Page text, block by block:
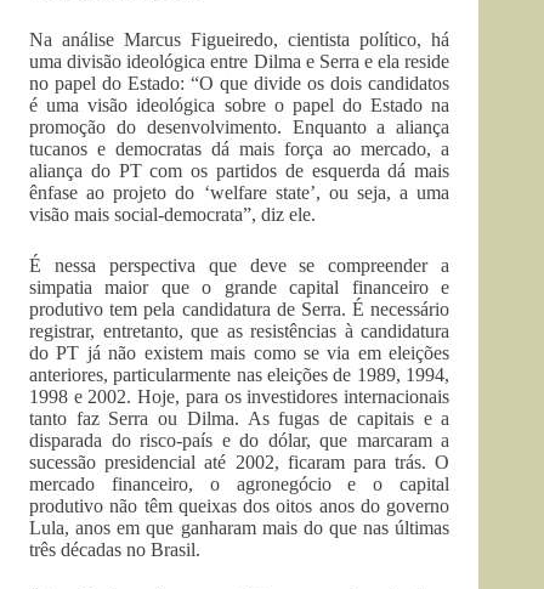
Na análise Marcus Figueiredo, cientista político, há
uma divisão ideológica entre Dilma e Serra e ela reside
no papel do Estado: “O que divide os dois candidatos
é uma visão ideológica sobre o papel do Estado na
promoção do desenvolvimento. Enquanto a aliança
tucanos e democratas dá mais força ao mercado, a
aliança do PT com os partidos de esquerda dá mais
ênfase ao projeto do ‘welfare state’, ou seja, a uma
visão mais social-democrata”, diz ele.
É nessa perspectiva que deve se compreender a
simpatia maior que o grande capital financeiro e
produtivo tem pela candidatura de Serra. É necessário
registrar, entretanto, que as resistências à candidatura
do PT já não existem mais como se via em eleições
anteriores, particularmente nas eleições de 1989, 1994,
1998 e 2002. Hoje, para os investidores internacionais
tanto faz Serra ou Dilma. As fugas de capitais e a
disparada do risco-país e do dólar, que marcaram a
sucessão presidencial até 2002, ficaram para trás. O
mercado financeiro, o agronegócio e o capital
produtivo não têm queixas dos oitos anos do governo
Lula, anos em que ganharam mais do que nas últimas
três décadas no Brasil.